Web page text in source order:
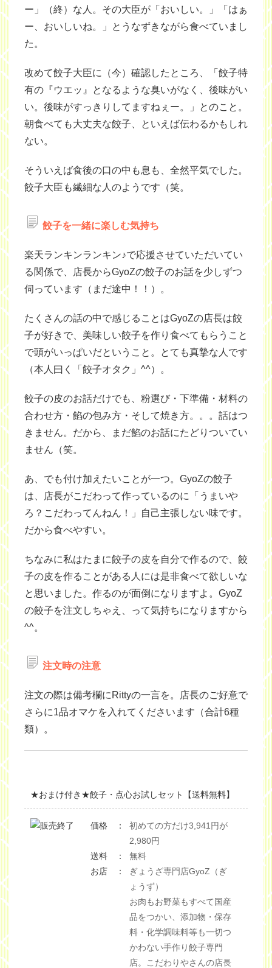
ー」（終）な人。その大臣が「おいしい。」「はぁ
ー、おいしいね。」とうなずきながら食べていまし
た。
改めて餃子大臣に（今）確認したところ、「餃子特
有の『ウエッ』となるような臭いがなく、後味がい
い。後味がすっきりしてますねぇー。」とのこと。
朝食べても大丈夫な餃子、といえば伝わるかもしれ
ない。
そういえば食後の口の中も息も、全然平気でした。
餃子大臣も繊細な人のようです（笑。
餃子を一緒に楽しむ気持ち
楽天ランキンランキン♪で応援させていただいてい
る関係で、店長からGyoZの餃子のお話を少しずつ
伺っています（まだ途中！！）。
たくさんの話の中で感じることはGyoZの店長は餃
子が好きで、美味しい餃子を作り食べてもらうこと
で頭がいっぱいだということ。とても真摯な人です
（本人曰く「餃子オタク」^^）。
餃子の皮のお話だけでも、粉選び・下準備・材料の
合わせ方・餡の包み方・そして焼き方。。。話はつ
きません。だから、まだ餡のお話にたどりついてい
ません（笑。
あ、でも付け加えたいことが一つ。GyoZの餃子
は、店長がこだわって作っているのに「うまいや
ろ？こだわってんねん！」自己主張しない味です。
だから食べやすい。
ちなみに私はたまに餃子の皮を自分で作るので、餃
子の皮を作ることがある人には是非食べて欲しいな
と思いました。作るのが面倒になりますよ。GyoZ
の餃子を注文しちゃえ、って気持ちになりますから
^^。
注文時の注意
注文の際は備考欄にRittyの一言を。店長のご好意で
さらに1品オマケを入れてくださいます（合計6種
類）。
★おまけ付き★餃子・点心お試しセット【送料無料】
価格 ：
初めての方だけ3,941円が
2,980円
送料 ：
無料
お店 ：
ぎょうざ専門店GyoZ（ぎ
ょうず）
お肉もお野菜もすべて国産
品をつかい、添加物・保存
料・化学調味料等も一切つ
かわない手作り餃子専門
店。こだわりやさんの店長